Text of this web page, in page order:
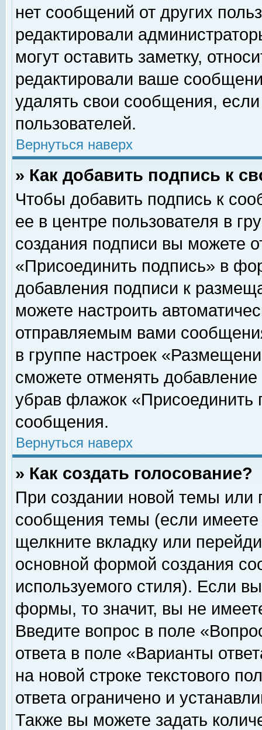
нет сообщений от других
редактировали
могут оставить заметку,
редактировали ваше
удалять свои сообщения,
пользователей.
Вернуться наверх
» Как добавить подпись к
Чтобы добавить подпись к
ее в центре пользователя в
создания подписи вы можете
«Присоединить подпись» в
добавления подписи к
можете настроить
отправляемым вами
в группе настроек
сможете отменять
убрав флажок «Присоединить
сообщения.
Вернуться наверх
» Как создать голосование?
При создании новой темы или
сообщения темы (если
щелкните вкладку или
основной формой создания
используемого стиля). Если
формы, то значит, вы не
Введите вопрос в поле
ответа в поле «Варианты
на новой строке текстового
ответа ограничено и
Также вы можете задать